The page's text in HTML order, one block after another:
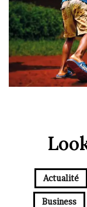
Actualité
Business